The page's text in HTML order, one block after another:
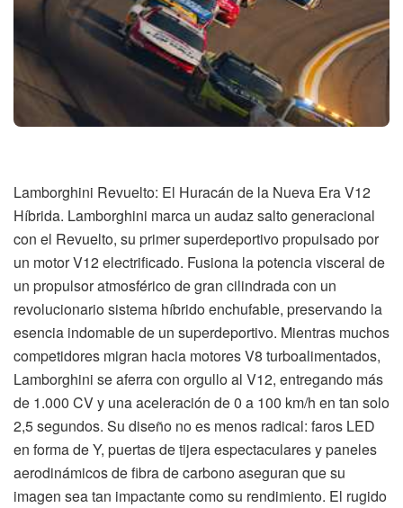
Lamborghini Revuelto: El Huracán de la Nueva Era V12
Híbrida. Lamborghini marca un audaz salto generacional
con el Revuelto, su primer superdeportivo propulsado por
un motor V12 electrificado. Fusiona la potencia visceral de
un propulsor atmosférico de gran cilindrada con un
revolucionario sistema híbrido enchufable, preservando la
esencia indomable de un superdeportivo. Mientras muchos
competidores migran hacia motores V8 turboalimentados,
Lamborghini se aferra con orgullo al V12, entregando más
de 1.000 CV y una aceleración de 0 a 100 km/h en tan solo
2,5 segundos. Su diseño no es menos radical: faros LED
en forma de Y, puertas de tijera espectaculares y paneles
aerodinámicos de fibra de carbono aseguran que su
imagen sea tan impactante como su rendimiento. El rugido